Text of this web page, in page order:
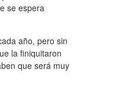
se espera
año, pero sin
la finiquitaron
que será muy